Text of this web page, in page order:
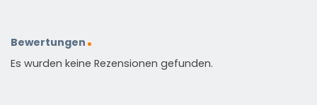
Bewertungen
Es wurden keine Rezensionen gefunden.